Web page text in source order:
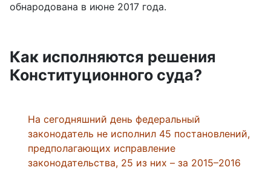
обнародована в июне 2017 года.
Как исполняются решения
Конституционного суда?
На сегодняшний день федеральный
законодатель не исполнил 45 постановлений,
предполагающих исправление
законодательства, 25 из них – за 2015–2016